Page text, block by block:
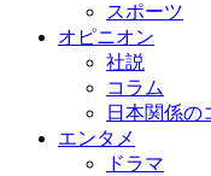
スポーツ
オピニオン
社説
コラム
日本関係の
エンタメ
ドラマ